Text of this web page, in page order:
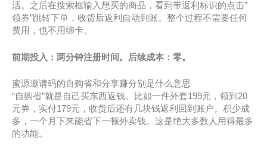
活。之后在搜索框输入想买的商品，看到带返利标识的点击”
领券”跳转下单，收货后返利自动到账。整个过程不需要任何
费用，也不用绑卡。
前期投入：两分钟注册时间。后续成本：零。
蜜源邀请码的自购省和分享赚分别是什么意思
“自购省”就是自己买东西返钱。比如一件外套199元，领到20
元券，实付179元，收货后还有几块钱返利回到账户。积少成
多，一个月下来能省下一顿外卖钱。这是绝大多数人用得最多
的功能。